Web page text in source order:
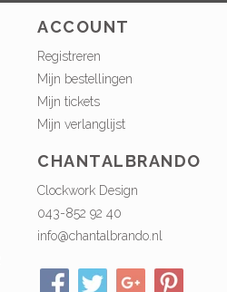
ACCOUNT
Registreren
Mijn bestellingen
Mijn tickets
Mijn verlanglijst
CHANTALBRANDO
Clockwork Design
043-852 92 40
info@chantalbrando.nl